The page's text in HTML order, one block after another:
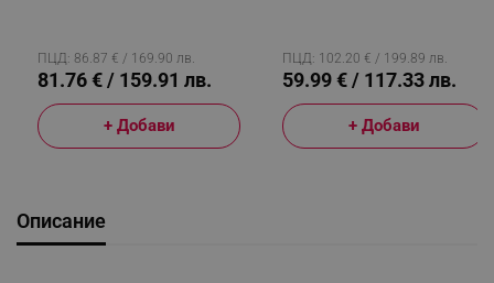
ПЦД: 86.87 € / 169.90 лв.
81.76 € / 159.91 лв.
+ Добави
ПЦД: 102.20 € / 199.89 лв.
59.99 € / 117.33 лв.
+ Добави
Описание